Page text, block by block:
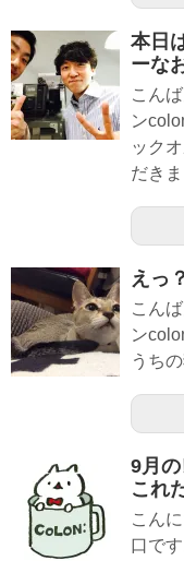
本日
ーな
こん
ン
ック
だき
えっ
こん
ン
うち
9月
これ
こん
口で